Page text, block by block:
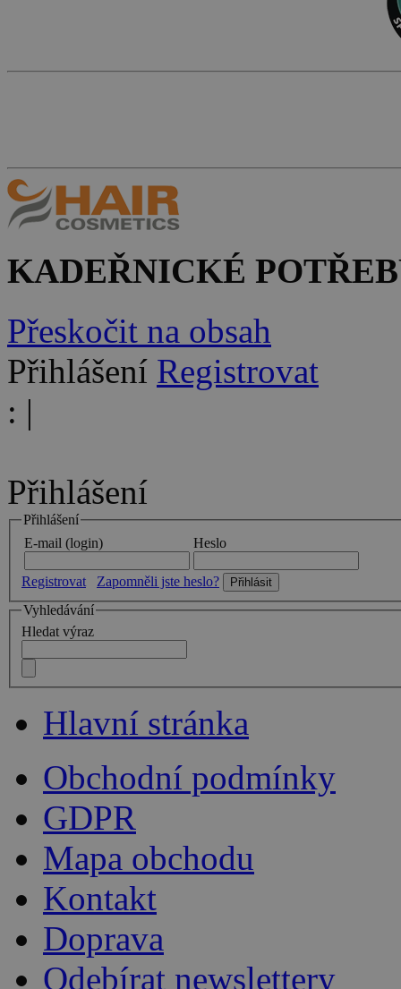
KADEŘNICKÉ
Přeskočit na obsah
Přihlášení Registrovat
: |
Přihlášení
Přihlášení
E-mail (login)
Heslo
Registrovat
Zapomněli jste heslo?
Vyhledávání
Hledat výraz
Hlavní stránka
Obchodní podmínky
GDPR
Mapa obchodu
Kontakt
Doprava
Odebírat newslettery